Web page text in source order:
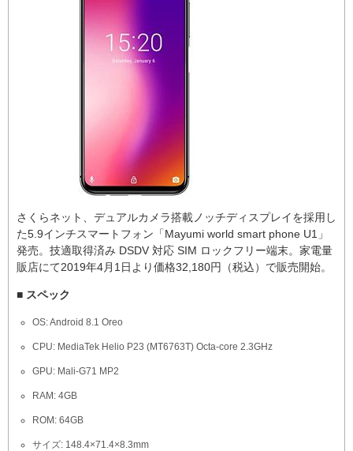
さくらネット、デュアルカメラ搭載ノッチディスプレイを採用し
た5.9インチスマートフォン「Mayumi world smart phone U1」
発売。技適取得済み DSDV 対応 SIM ロックフリー端末。家電量
販店にて2019年4月1日より価格32,180円（税込）で販売開始。
■ スペック
OS: Android 8.1 Oreo
CPU: MediaTek Helio P23 (MT6763T) Octa-core 2.3GHz
GPU: Mali-G71 MP2
RAM: 4GB
ROM: 64GB
サイズ: 148.4×71.4×8.3mm